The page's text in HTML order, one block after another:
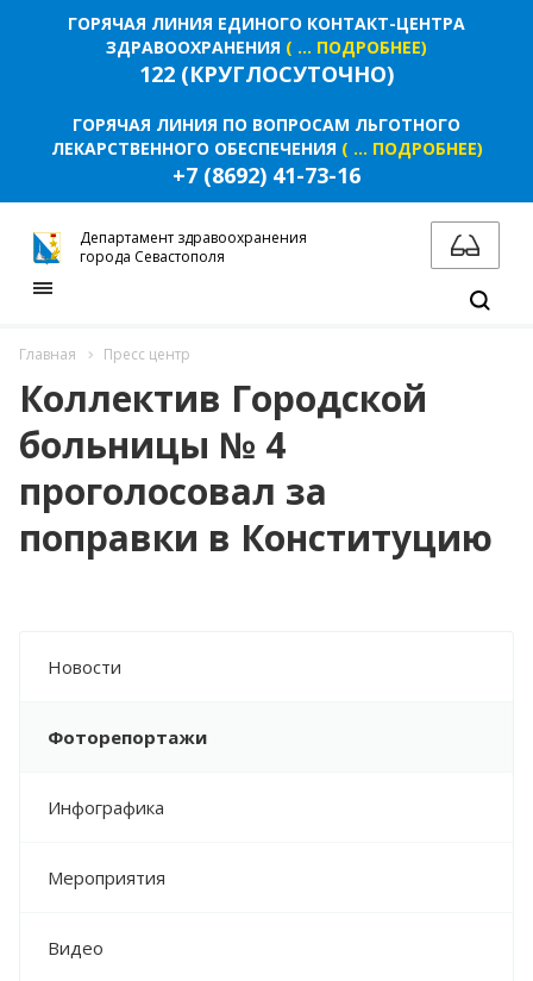
Главная Пресс центр
Коллектив Городской
больницы № 4
проголосовал за
поправки в Конституцию
Новости
Фоторепортажи
Инфографика
Мероприятия
Видео
ГОРЯЧАЯ ЛИНИЯ ЕДИНОГО КОНТАКТ-ЦЕНТРА
ЗДРАВООХРАНЕНИЯ ( ... ПОДРОБНЕЕ)
122 (КРУГЛОСУТОЧНО)
ГОРЯЧАЯ ЛИНИЯ ПО ВОПРОСАМ ЛЬГОТНОГО
ЛЕКАРСТВЕННОГО ОБЕСПЕЧЕНИЯ ( ... ПОДРОБНЕЕ)
+7 (8692) 41-73-16
Департамент здравоохранения
города Севастополя